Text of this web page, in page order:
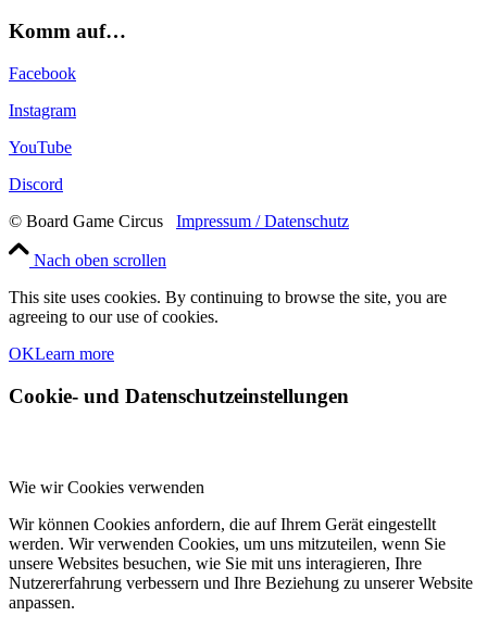
Komm auf…
Facebook
Instagram
YouTube
Discord
© Board Game Circus Impressum / Datenschutz
Nach oben scrollen
This site uses cookies. By continuing to browse the site, you are
agreeing to our use of cookies.
OKLearn more
Cookie- und Datenschutzeinstellungen
Wie wir Cookies verwenden
Wir können Cookies anfordern, die auf Ihrem Gerät eingestellt
werden. Wir verwenden Cookies, um uns mitzuteilen, wenn Sie
unsere Websites besuchen, wie Sie mit uns interagieren, Ihre
Nutzererfahrung verbessern und Ihre Beziehung zu unserer Website
anpassen.